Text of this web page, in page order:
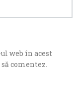
web în acest
comentez.